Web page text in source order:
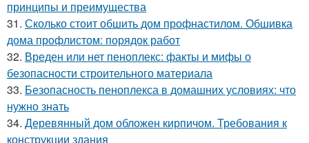
принципы и преимущества
31. Сколько стоит обшить дом профнастилом. Обшивка
дома профлистом: порядок работ
32. Вреден или нет пеноплекс: факты и мифы о
безопасности строительного материала
33. Безопасность пеноплекса в домашних условиях: что
нужно знать
34. Деревянный дом обложен кирпичом. Требования к
конструкции здания